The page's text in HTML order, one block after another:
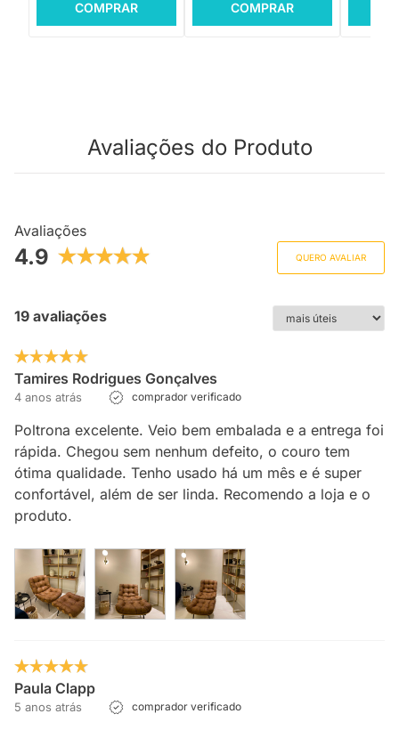
COMPRAR COMPRAR
Avaliações do Produto
Avaliações
4.9 QUERO AVALIAR
19 avaliações
Tamires Rodrigues Gonçalves
4 anos atrás comprador verificado
Poltrona excelente. Veio bem embalada e a entrega foi
rápida. Chegou sem nenhum defeito, o couro tem
ótima qualidade. Tenho usado há um mês e é super
confortável, além de ser linda. Recomendo a loja e o
produto.
Paula Clapp
5 anos atrás comprador verificado